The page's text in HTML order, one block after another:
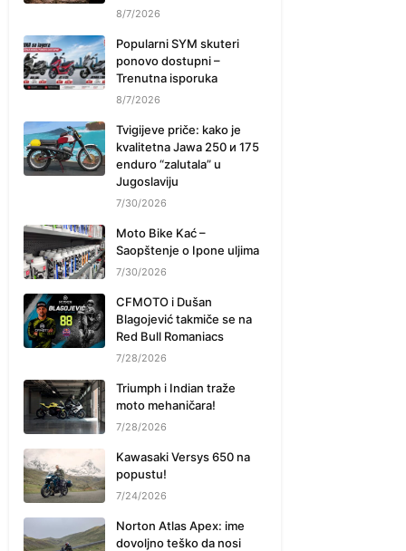
8/7/2026
Popularni SYM skuteri
ponovo dostupni –
Trenutna isporuka
8/7/2026
Tvigijeve priče: kako je
kvalitetna Jawa 250 и 175
enduro “zalutala” u
Jugoslaviju
7/30/2026
Moto Bike Kać –
Saopštenje o Ipone uljima
7/30/2026
CFMOTO i Dušan
Blagojević takmiče se na
Red Bull Romaniacs
7/28/2026
Triumph i Indian traže
moto mehaničara!
7/28/2026
Kawasaki Versys 650 na
popustu!
7/24/2026
Norton Atlas Apex: ime
dovoljno teško da nosi